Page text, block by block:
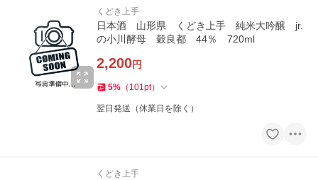
くどき上手
日本酒 山形県 くどき上手 純米大吟醸 jr.
の小川酵母 穀良都 44％ 720ml
2,200円
5% （ 101pt）
翌日発送（休業日を除く）
くどき上手